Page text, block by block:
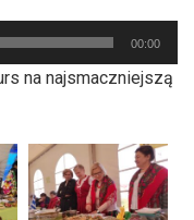
00:00
na najsmaczniejszą